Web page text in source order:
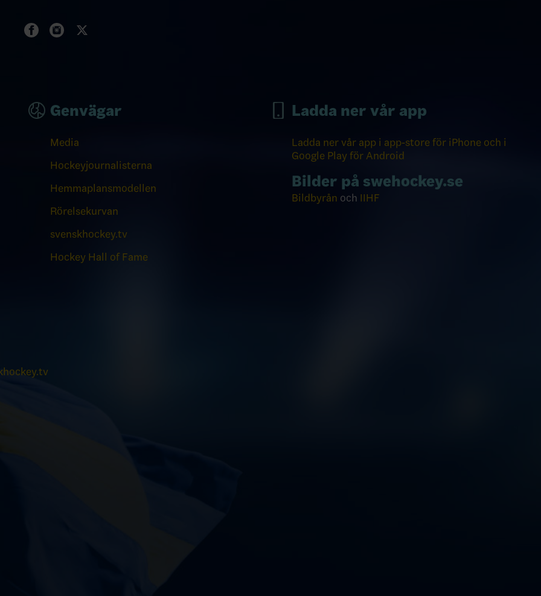
Genvägar
Media
Hockeyjournalisterna
Hemmaplansmodellen
Rörelsekurvan
svenskhockey.tv
Hockey Hall of Fame
Ladda ner vår app
Ladda ner vår app i app-store för iPhone och i
Google Play för Android
Bilder på swehockey.se
Bildbyrån och IIHF